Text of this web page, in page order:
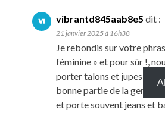
vibrantd845aab8e5 dit :
21 janvier 2025 à 16h38
Je rebondis sur votre
féminine » et pour sûr !,
porter talons et jupes ou
bonne partie de la gente
et porte souvent jeans et